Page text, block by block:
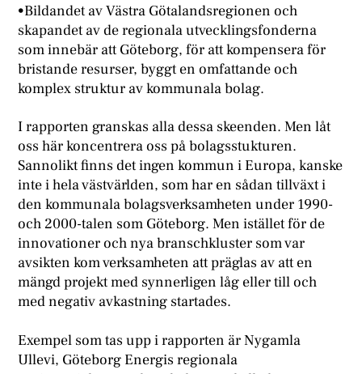
•Bildandet av Västra Götalandsregionen och
skapandet av de regionala utvecklingsfonderna
som innebär att Göteborg, för att kompensera för
bristande resurser, byggt en omfattande och
komplex struktur av kommunala bolag.
I rapporten granskas alla dessa skeenden. Men låt
oss här koncentrera oss på bolagsstukturen.
Sannolikt finns det ingen kommun i Europa, kanske
inte i hela västvärlden, som har en sådan tillväxt i
den kommunala bolagsverksamheten under 1990-
och 2000-talen som Göteborg. Men istället för de
innovationer och nya branschkluster som var
avsikten kom verksamheten att präglas av att en
mängd projekt med synnerligen låg eller till och
med negativ avkastning startades.
Exempel som tas upp i rapporten är Nygamla
Ullevi, Göteborg Energis regionala